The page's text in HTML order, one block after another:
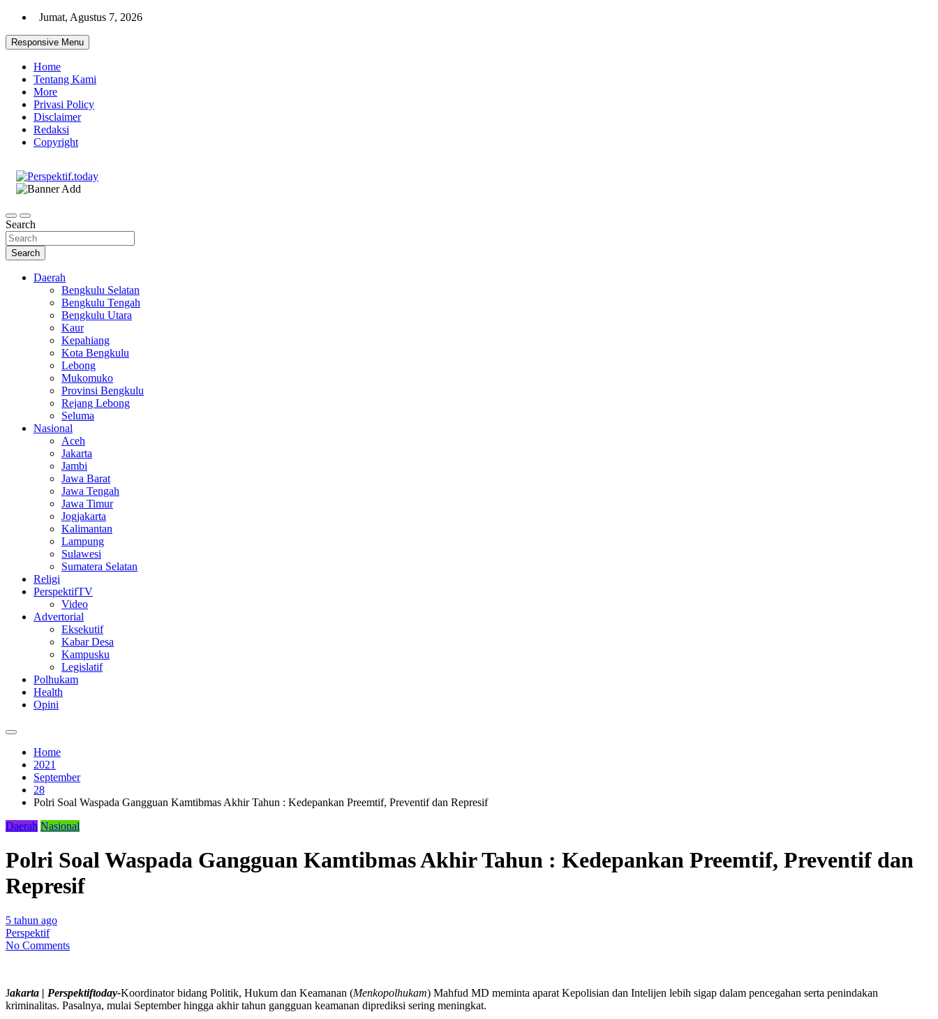
Skip
content
Jumat, Agustus 7, 2026
Responsive Menu
Home
Tentang Kami
More
Privasi Policy
Disclaimer
Redaksi
Copyright
Search
Search
Daerah
Bengkulu Selatan
Bengkulu Tengah
Bengkulu Utara
Kaur
Kepahiang
Kota Bengkulu
Lebong
Mukomuko
Provinsi Bengkulu
Rejang Lebong
Seluma
Nasional
Aceh
Jakarta
Jambi
Jawa Barat
Jawa Tengah
Jawa Timur
Jogjakarta
Kalimantan
Lampung
Sulawesi
Sumatera Selatan
Religi
PerspektifTV
Video
Advertorial
Eksekutif
Kabar Desa
Kampusku
Legislatif
Polhukam
Health
Opini
Home
2021
September
28
Polri Soal Waspada Gangguan Kamtibmas Akhir Tahun : Kedepankan Preemtif, Preventif dan Represif
Daerah Nasional
Polri Soal Waspada Gangguan Kamtibmas Akhir Tahun : Kedepankan Preemtif, Preventif dan
Represif
5 tahun ago
Perspektif
No Comments
Jakarta | Perspektiftoday-Koordinator bidang Politik, Hukum dan Keamanan (Menkopolhukam) Mahfud MD meminta aparat Kepolisian dan Intelijen lebih sigap dalam pencegahan serta penindakan
kriminalitas. Pasalnya, mulai September hingga akhir tahun gangguan keamanan diprediksi sering meningkat.